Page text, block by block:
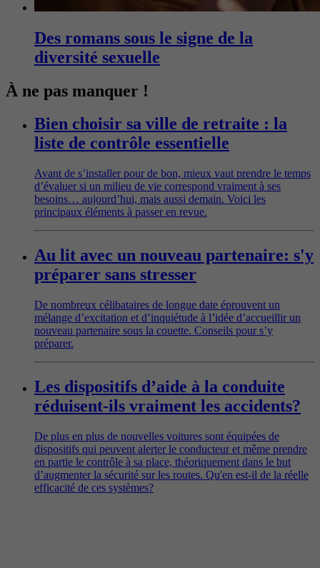
Des romans sous le signe de la
diversité sexuelle
À ne pas manquer !
Bien choisir sa ville de retraite : la
liste de contrôle essentielle
Avant de s’installer pour de bon, mieux vaut prendre le temps
d’évaluer si un milieu de vie correspond vraiment à ses
besoins… aujourd’hui, mais aussi demain. Voici les
principaux éléments à passer en revue.
Au lit avec un nouveau partenaire: s'y
préparer sans stresser
De nombreux célibataires de longue date éprouvent un
mélange d’excitation et d’inquiétude à l’idée d’accueillir un
nouveau partenaire sous la couette. Conseils pour s’y
préparer.
Les dispositifs d’aide à la conduite
réduisent-ils vraiment les accidents?
De plus en plus de nouvelles voitures sont équipées de
dispositifs qui peuvent alerter le conducteur et même prendre
en partie le contrôle à sa place, théoriquement dans le but
d’augmenter la sécurité sur les routes. Qu'en est-il de la réelle
efficacité de ces systèmes?